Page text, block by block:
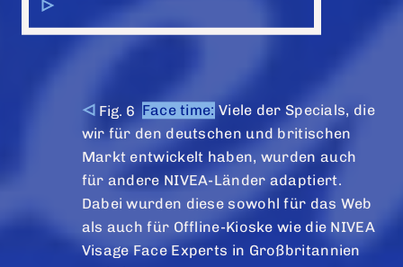
Face time: Viele der Specials, die
wir für den deutschen und britischen
Markt entwickelt haben, wurden auch
für andere NIVEA-Länder adaptiert.
Dabei wurden diese sowohl für das Web
als auch für Offline-Kioske wie die NIVEA
Visage Face Experts in Großbritannien